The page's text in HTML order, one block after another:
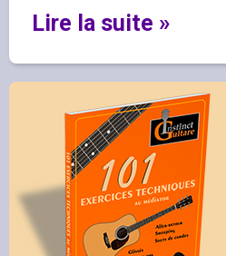
Lire la suite »